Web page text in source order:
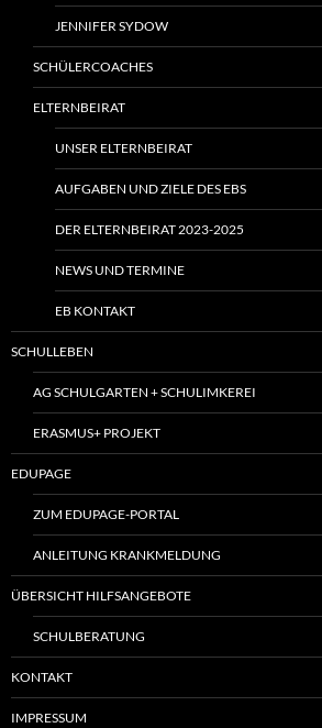
JENNIFER SYDOW
SCHÜLERCOACHES
ELTERNBEIRAT
UNSER ELTERNBEIRAT
AUFGABEN UND ZIELE DES EBS
DER ELTERNBEIRAT 2023-2025
NEWS UND TERMINE
EB KONTAKT
SCHULLEBEN
AG SCHULGARTEN + SCHULIMKEREI
ERASMUS+ PROJEKT
EDUPAGE
ZUM EDUPAGE-PORTAL
ANLEITUNG KRANKMELDUNG
ÜBERSICHT HILFSANGEBOTE
SCHULBERATUNG
KONTAKT
IMPRESSUM